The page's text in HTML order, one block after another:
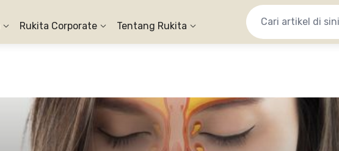
Rukita Corporate Tentang Rukita